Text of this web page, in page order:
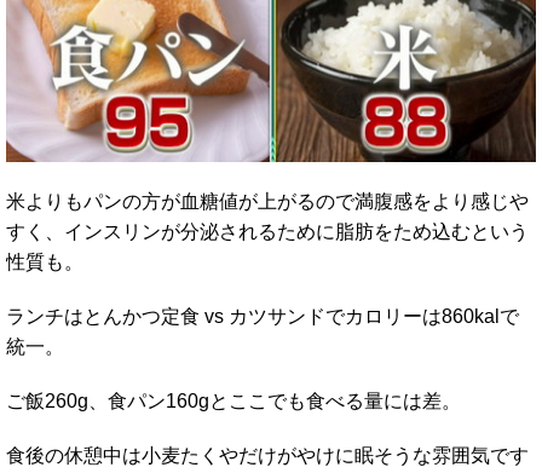
米よりもパンの方が血糖値が上がるので満腹感をより感じや
すく、インスリンが分泌されるために脂肪をため込むという
性質も。
ランチはとんかつ定食 vs カツサンドでカロリーは860kalで
統一。
ご飯260g、食パン160gとここでも食べる量には差。
食後の休憩中は小麦たくやだけがやけに眠そうな雰囲気です